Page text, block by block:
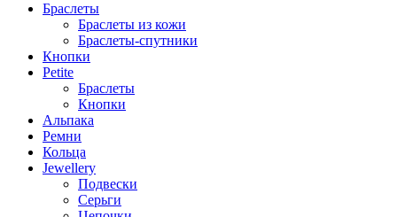
Браслеты
Браслеты из кожи
Браслеты-спутники
Кнопки
Petite
Браслеты
Кнопки
Альпака
Ремни
Кольца
Jewellery
Подвески
Серьги